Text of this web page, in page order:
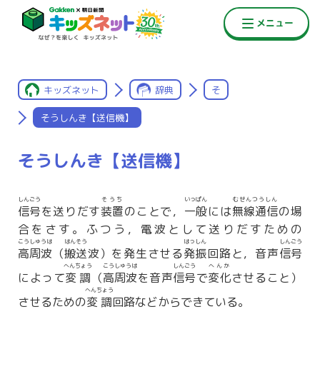
キッズネット 辞典 そ
そうしんき【送信機】
そうしんき【送信機】
信号
しんごう
を送りだす装置
そうち
のことで， 一般
いっぱん
には無線通信
むせんつうしん
の場
合をさす。ふつう，電波として送りだすための
高周波
こうしゅうは
（搬送
はんそう
波）を発生させる発振
はっしん
回路と，音声信号
しんごう
によって変調
へんちょう
（高周波
こうしゅうは
を音声信号
しんごう
で変化
へんか
させること）
させるための変調
へんちょう
回路などからできている。